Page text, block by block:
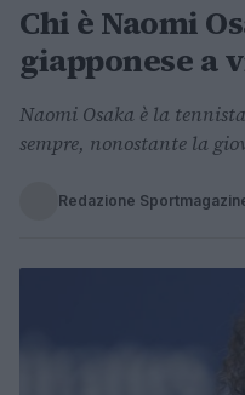
Chi è Naomi
giapponese a
Naomi Osaka è la
sempre, nonostante la
Redazione